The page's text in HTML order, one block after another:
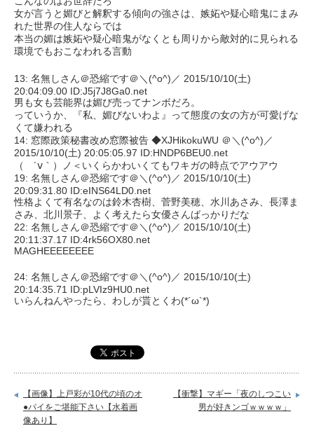
女が言うと媚びと解釈する傾向の強さは、嫉妬や疑心暗鬼にまみ
れた世界の住人ならでは
本当の媚は嫉妬や疑心暗鬼がなくとも周りから敵対的に見られる
環境でもおこなわれる言動
13: 名無しさん＠恐縮です＠＼(^o^)／ 2015/10/10(土)
20:04:09.00 ID:J5j7J8Ga0.net
男も女も芸能界は媚び売ってナンボだろ。
っていうか、『私、媚びないわよ』って態度の女の方が可愛げな
くて嫌われる
14: 窓際政策秘書改め窓際被告 ◆XJHikokuWU ＠＼(^o^)／
2015/10/10(土) 20:05:05.97 ID:HNDP6BEU0.net
（ ´ⅴ｀）ノ＜いくらかわいくてもワキガの時点でアウアウ
19: 名無しさん＠恐縮です＠＼(^o^)／ 2015/10/10(土)
20:09:31.80 ID:eINS64LD0.net
性格よくて有名なのは鈴木杏樹、菅野美穂、水川あさみ、長澤ま
さみ、北川景子、よく考えたら女優さんばっかりだな
22: 名無しさん＠恐縮です＠＼(^o^)／ 2015/10/10(土)
20:11:37.17 ID:4rk56OX80.net
MAGHEEEEEEEE
24: 名無しさん＠恐縮です＠＼(^o^)／ 2015/10/10(土)
20:14:35.71 ID:pLVIz9HU0.net
いらんねんやったら、わしが貰とくわ(*´ω`*)
【画像】上戸彩が10代の頃のオ
●パイをご堪能下さい【水着画
像あり】
【衝撃】マギー「夜のしつこい
男が好きンゴｗｗｗｗ」